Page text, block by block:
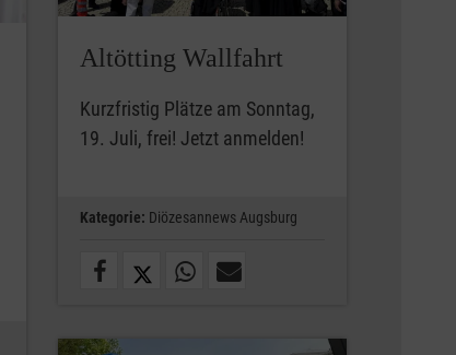
Altötting Wallfahrt
Kurzfristig Plätze am Sonntag,
19. Juli, frei! Jetzt anmelden!
Kategorie: Diözesannews Augsburg